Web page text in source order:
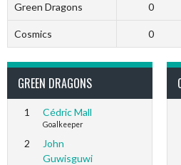
Green Dragons 0
Cosmics 0
GREEN DRAGONS
1 Cédric Mall
Goalkeeper
2
John
Guwisguwi